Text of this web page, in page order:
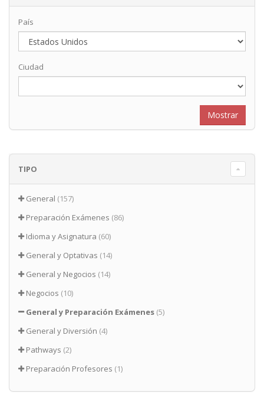
País
Ciudad
TIPO
General (157)
Preparación Exámenes (86)
Idioma y Asignatura (60)
General y Optativas (14)
General y Negocios (14)
Negocios (10)
General y Preparación Exámenes (5)
General y Diversión (4)
Pathways (2)
Preparación Profesores (1)